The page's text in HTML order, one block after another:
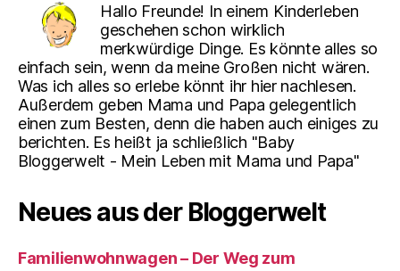
Hallo Freunde! In einem Kinderleben
geschehen schon wirklich
merkwürdige Dinge. Es könnte alles so
einfach sein, wenn da meine Großen nicht wären.
Was ich alles so erlebe könnt ihr hier nachlesen.
Außerdem geben Mama und Papa gelegentlich
einen zum Besten, denn die haben auch einiges zu
berichten. Es heißt ja schließlich "Baby
Bloggerwelt - Mein Leben mit Mama und Papa"
Neues aus der Bloggerwelt
Familienwohnwagen – Der Weg zum